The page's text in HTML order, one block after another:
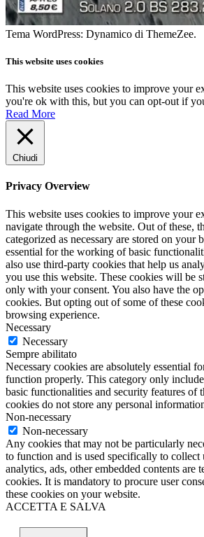
Tema WordPress: Dynamico di ThemeZee.
This website uses cookies
This website uses cookies to improve your
you're ok with this, but you can opt-out if
Read More
Chiudi
Privacy Overview
This website uses cookies to improve your
navigate through the website. Out of these,
categorized as necessary are stored on your
essential for the working of basic
also use third-party cookies that help us
you use this website. These cookies will be
only with your consent. You also have the
cookies. But opting out of some of these
browsing experience.
Necessary
Necessary
Sempre abilitato
Necessary cookies are absolutely essential
function properly. This category only
basic functionalities and security features of
cookies do not store any personal
Non-necessary
Non-necessary
Any cookies that may not be particularly
to function and is used specifically to collect
analytics, ads, other embedded contents are
cookies. It is mandatory to procure user
these cookies on your website.
ACCETTA E SALVA